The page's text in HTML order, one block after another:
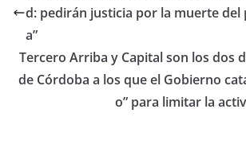
d: pedirán justicia por la muerte del
a”
Tercero Arriba y Capital son los dos
de Córdoba a los que el Gobierno
o” para limitar la